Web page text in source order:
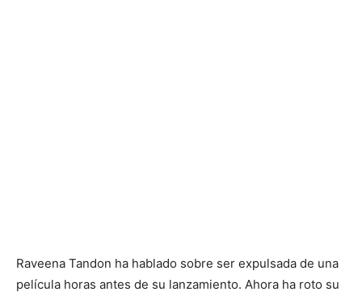
Raveena Tandon ha hablado sobre ser expulsada de una
película horas antes de su lanzamiento. Ahora ha roto su